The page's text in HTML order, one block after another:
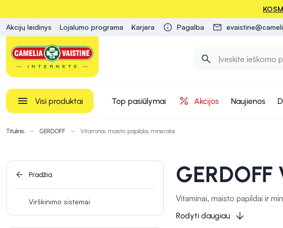
Akcijų leidinys Lojalumo programa Karjera Pagalba
Visi produktai Top pasiūlymai Akcijos Naujienos
Titulinis GERDOFF Vitaminai, maisto papildai, mineralai
Pradžia
Virškinimo sistemai Vitaminai, maisto papildai ir
grupės vitaminai, gali prisidėti
Mineralai, tokie kaip kalcis,
Rodyti daugiau